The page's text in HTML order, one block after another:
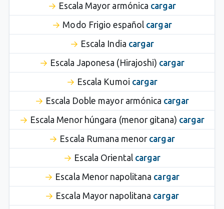
Escala Mayor armónica cargar
Modo Frigio español cargar
Escala India cargar
Escala Japonesa (Hirajoshi) cargar
Escala Kumoi cargar
Escala Doble mayor armónica cargar
Escala Menor húngara (menor gitana) cargar
Escala Rumana menor cargar
Escala Oriental cargar
Escala Menor napolitana cargar
Escala Mayor napolitana cargar